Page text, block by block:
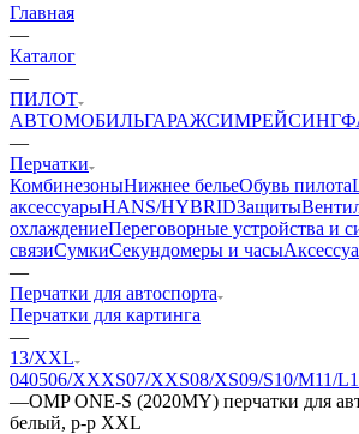
Главная
—
Каталог
—
ПИЛОТ
АВТОМОБИЛЬГАРАЖСИМРЕЙСИНГ
—
Перчатки
КомбинезоныНижнее бельеОбувь пилота
аксессуарыHANS/HYBRIDЗащиты
охлаждениеПереговорные устройства и
связиСумкиСекундомеры и часы
—
Перчатки для автоспорта
Перчатки для картинга
—
13/XXL
040506/XXXS07/XXS08/XS09/S10/M11/L
—OMP ONE-S (2020MY) перчатки для
белый, р-р XXL